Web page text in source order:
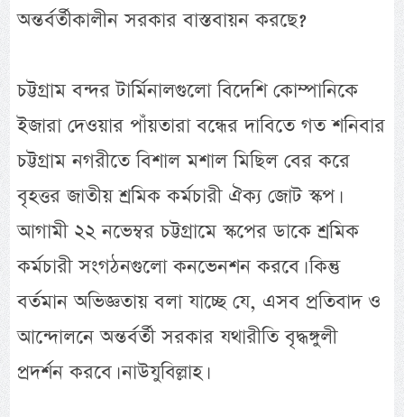
অন্তর্বর্তীকালীন সরকার বাস্তবায়ন করছে?
চট্টগ্রাম বন্দর টার্মিনালগুলো বিদেশি কোম্পানিকে
ইজারা দেওয়ার পাঁয়তারা বন্ধের দাবিতে গত শনিবার
চট্টগ্রাম নগরীতে বিশাল মশাল মিছিল বের করে
বৃহত্তর জাতীয় শ্রমিক কর্মচারী ঐক্য জোট স্কপ।
আগামী ২২ নভেম্বর চট্টগ্রামে স্কপের ডাকে শ্রমিক
কর্মচারী সংগঠনগুলো কনভেনশন করবে। কিন্তু
বর্তমান অভিজ্ঞতায় বলা যাচ্ছে যে, এসব প্রতিবাদ ও
আন্দোলনে অন্তর্বর্তী সরকার যথারীতি বৃদ্ধঙ্গুলী
প্রদর্শন করবে। নাউযুবিল্লাহ।